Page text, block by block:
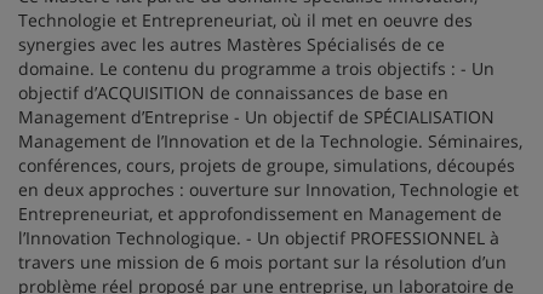
Technologie et Entrepreneuriat, où il met en oeuvre des
synergies avec les autres Mastères Spécialisés de ce
domaine. Le contenu du programme a trois objectifs : - Un
objectif d’ACQUISITION de connaissances de base en
Management d’Entreprise - Un objectif de SPÉCIALISATION
Management de l’Innovation et de la Technologie. Séminaires,
conférences, cours, projets de groupe, simulations, découpés
en deux approches : ouverture sur Innovation, Technologie et
Entrepreneuriat, et approfondissement en Management de
l’Innovation Technologique. - Un objectif PROFESSIONNEL à
travers une mission de 6 mois portant sur la résolution d’un
problème réel proposé par une entreprise, un laboratoire de